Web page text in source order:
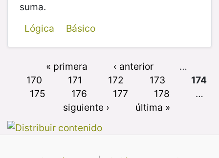
suma.
Lógica
Básico
« primera ‹ anterior
…
170
171 172 173
174
175
176 177 178
…
siguiente ›
última »